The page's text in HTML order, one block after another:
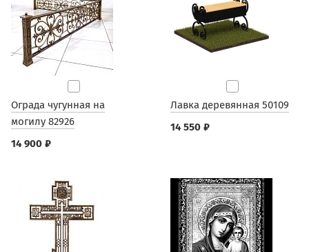
Ограда чугунная на
могилу 82926
14 900 ₽
Лавка деревянная 50109
14 550 ₽